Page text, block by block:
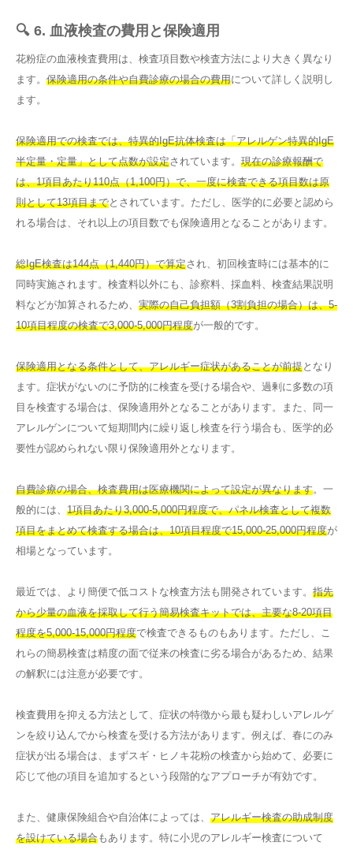
🔍 6. 血液検査の費用と保険適用
花粉症の血液検査費用は、検査項目数や検査方法により大きく異なり
ます。 保険適用の条件や自費診療の場合の費用について詳しく説明し
ます。
保険適用での検査では、特異的IgE抗体検査は「アレルゲン特異的IgE
半定量・定量」として点数が設定されています。 現在の診療報酬で
は、1項目あたり110点（1,100円）で、一度に検査できる項目数は原
則として13項目までとされています。ただし、医学的に必要と認めら
れる場合は、それ以上の項目数でも保険適用となることがあります。
総IgE検査は144点（1,440円）で算定され、初回検査時には基本的に
同時実施されます。検査料以外にも、診察料、採血料、検査結果説明
料などが加算されるため、 実際の自己負担額（3割負担の場合）は、5-
10項目程度の検査で3,000-5,000円程度が一般的です。
保険適用となる条件として、アレルギー症状があることが前提となり
ます。症状がないのに予防的に検査を受ける場合や、過剰に多数の項
目を検査する場合は、保険適用外となることがあります。また、同一
アレルゲンについて短期間内に繰り返し検査を行う場合も、医学的必
要性が認められない限り保険適用外となります。
自費診療の場合、検査費用は医療機関によって設定が異なります。一
般的には、 1項目あたり3,000-5,000円程度で、パネル検査として複数
項目をまとめて検査する場合は、10項目程度で15,000-25,000円程度が
相場となっています。
最近では、より簡便で低コストな検査方法も開発されています。 指先
から少量の血液を採取して行う簡易検査キットでは、主要な8-20項目
程度を5,000-15,000円程度で検査できるものもあります。ただし、こ
れらの簡易検査は精度の面で従来の検査に劣る場合があるため、結果
の解釈には注意が必要です。
検査費用を抑える方法として、症状の特徴から最も疑わしいアレルゲ
ンを絞り込んでから検査を受ける方法があります。例えば、春にのみ
症状が出る場合は、まずスギ・ヒノキ花粉の検査から始めて、必要に
応じて他の項目を追加するという段階的なアプローチが有効です。
また、健康保険組合や自治体によっては、 アレルギー検査の助成制度
を設けている場合もあります。特に小児のアレルギー検査について